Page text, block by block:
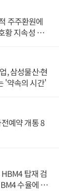
주주환원에
황 지속성 의
, 삼성물산·현
'약속의 시간'
예약 개통 8
탑재 검
수율에 주